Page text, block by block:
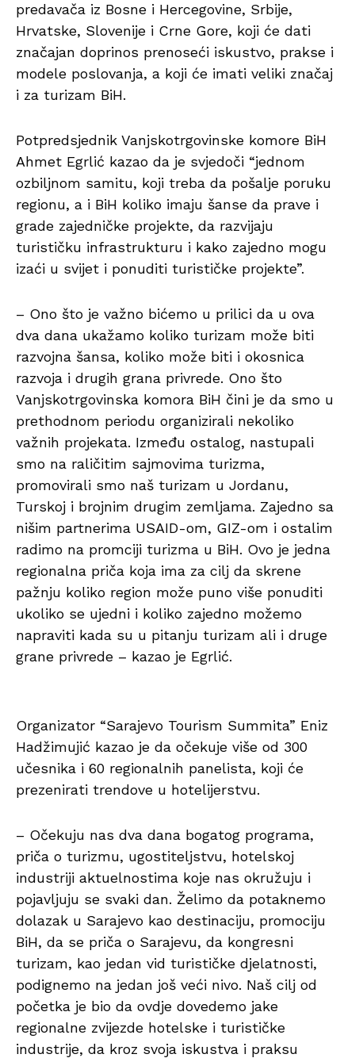
predavača iz Bosne i Hercegovine, Srbije,
Hrvatske, Slovenije i Crne Gore, koji će dati
značajan doprinos prenoseći iskustvo, prakse i
modele poslovanja, a koji će imati veliki značaj
i za turizam BiH.
Potpredsjednik Vanjskotrgovinske komore BiH
Ahmet Egrlić kazao da je svjedoči “jednom
ozbiljnom samitu, koji treba da pošalje poruku
regionu, a i BiH koliko imaju šanse da prave i
grade zajedničke projekte, da razvijaju
turističku infrastrukturu i kako zajedno mogu
izaći u svijet i ponuditi turističke projekte”.
– Ono što je važno bićemo u prilici da u ova
dva dana ukažamo koliko turizam može biti
razvojna šansa, koliko može biti i okosnica
razvoja i drugih grana privrede. Ono što
Vanjskotrgovinska komora BiH čini je da smo u
prethodnom periodu organizirali nekoliko
važnih projekata. Između ostalog, nastupali
smo na raličitim sajmovima turizma,
promovirali smo naš turizam u Jordanu,
Turskoj i brojnim drugim zemljama. Zajedno sa
nišim partnerima USAID-om, GIZ-om i ostalim
radimo na promciji turizma u BiH. Ovo je jedna
regionalna priča koja ima za cilj da skrene
pažnju koliko region može puno više ponuditi
ukoliko se ujedni i koliko zajedno možemo
napraviti kada su u pitanju turizam ali i druge
grane privrede – kazao je Egrlić.
Organizator “Sarajevo Tourism Summita” Eniz
Hadžimujić kazao je da očekuje više od 300
učesnika i 60 regionalnih panelista, koji će
prezenirati trendove u hotelijerstvu.
– Očekuju nas dva dana bogatog programa,
priča o turizmu, ugostiteljstvu, hotelskoj
industriji aktuelnostima koje nas okružuju i
pojavljuju se svaki dan. Želimo da potaknemo
dolazak u Sarajevo kao destinaciju, promociju
BiH, da se priča o Sarajevu, da kongresni
turizam, kao jedan vid turističke djelatnosti,
podignemo na jedan još veći nivo. Naš cilj od
početka je bio da ovdje dovedemo jake
regionalne zvijezde hotelske i turističke
industrije, da kroz svoja iskustva i praksu